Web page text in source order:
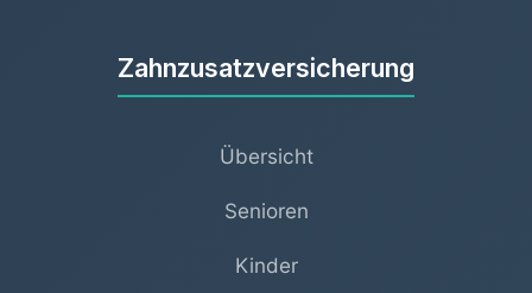
Zahnzusatzversicherung
Übersicht
Senioren
Kinder